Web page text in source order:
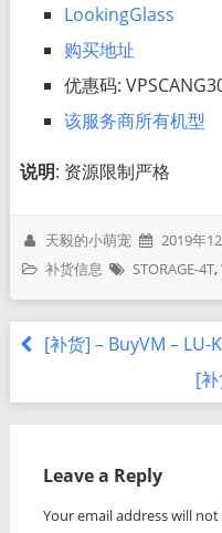
LookingGlass
购买地址
优惠码:
该服务商所有机型
说明: 资源限制严格
天毅的小萌宠 2019年
补货信息
STORAGE-4T,
[补货] – BuyVM – LU-
[
Leave a Reply
Your email address will